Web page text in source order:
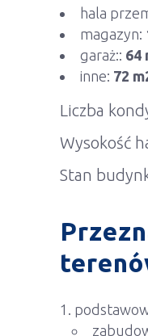
hala
magazyn:
garaż:: 64
inne: 72
Liczba
Wysokość
Stan